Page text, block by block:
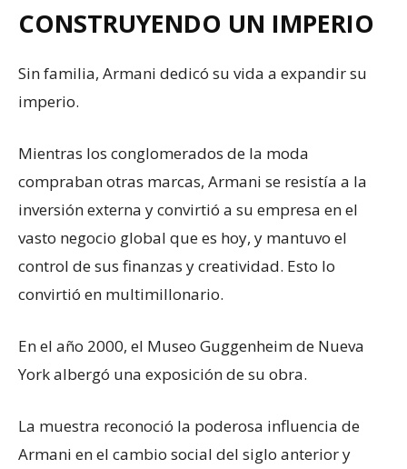
CONSTRUYENDO UN IMPERIO
Sin familia, Armani dedicó su vida a expandir su
imperio.
Mientras los conglomerados de la moda
compraban otras marcas, Armani se resistía a la
inversión externa y convirtió a su empresa en el
vasto negocio global que es hoy, y mantuvo el
control de sus finanzas y creatividad. Esto lo
convirtió en multimillonario.
En el año 2000, el Museo Guggenheim de Nueva
York albergó una exposición de su obra.
La muestra reconoció la poderosa influencia de
Armani en el cambio social del siglo anterior y